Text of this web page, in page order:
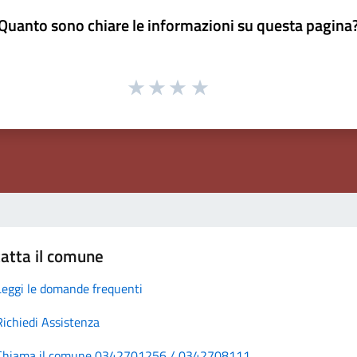
sono chiare le informazioni su questa
il comune
le domande frequenti
Assistenza